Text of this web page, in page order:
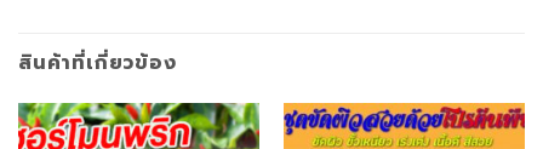
สินค้าที่เกี่ยวข้อง